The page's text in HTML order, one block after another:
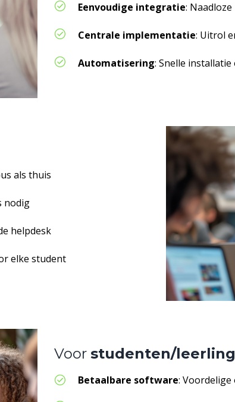
Eenvoudige integratie:
Centrale implementatie: Uitrol
Automatisering: Snelle
als thuis
nodig
helpdesk
elke student
Voorstudenten/
Betaalbare software: